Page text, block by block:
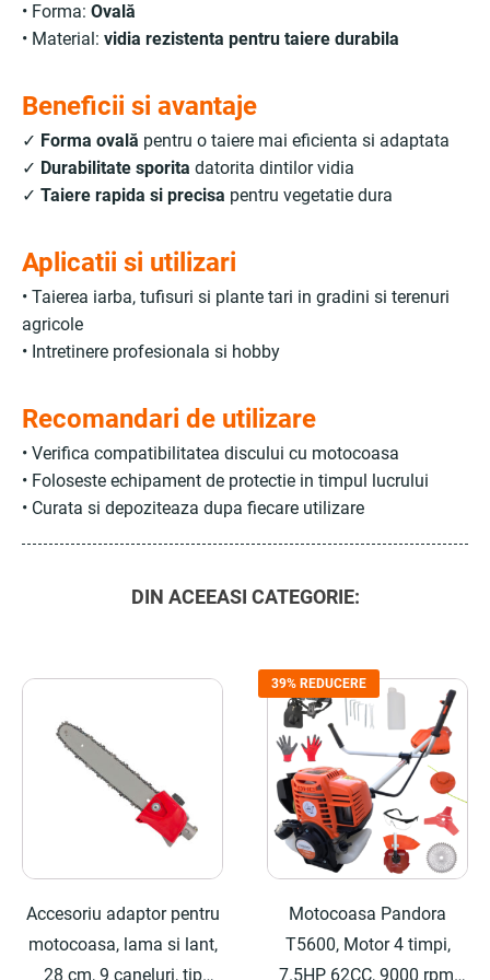
• Forma: Ovală
• Material: vidia rezistenta pentru taiere durabila
Beneficii si avantaje
✓ Forma ovală pentru o taiere mai eficienta si adaptata
✓ Durabilitate sporita datorita dintilor vidia
✓ Taiere rapida si precisa pentru vegetatie dura
Aplicatii si utilizari
• Taierea iarba, tufisuri si plante tari in gradini si terenuri
agricole
• Intretinere profesionala si hobby
Recomandari de utilizare
• Verifica compatibilitatea discului cu motocoasa
• Foloseste echipament de protectie in timpul lucrului
• Curata si depoziteaza dupa fiecare utilizare
DIN ACEEASI CATEGORIE:
Accesoriu adaptor pentru
motocoasa, lama si lant,
28 cm, 9 caneluri, tip
39% REDUCERE
Motocoasa Pandora
T5600, Motor 4 timpi,
7.5HP 62CC, 9000 rpm,